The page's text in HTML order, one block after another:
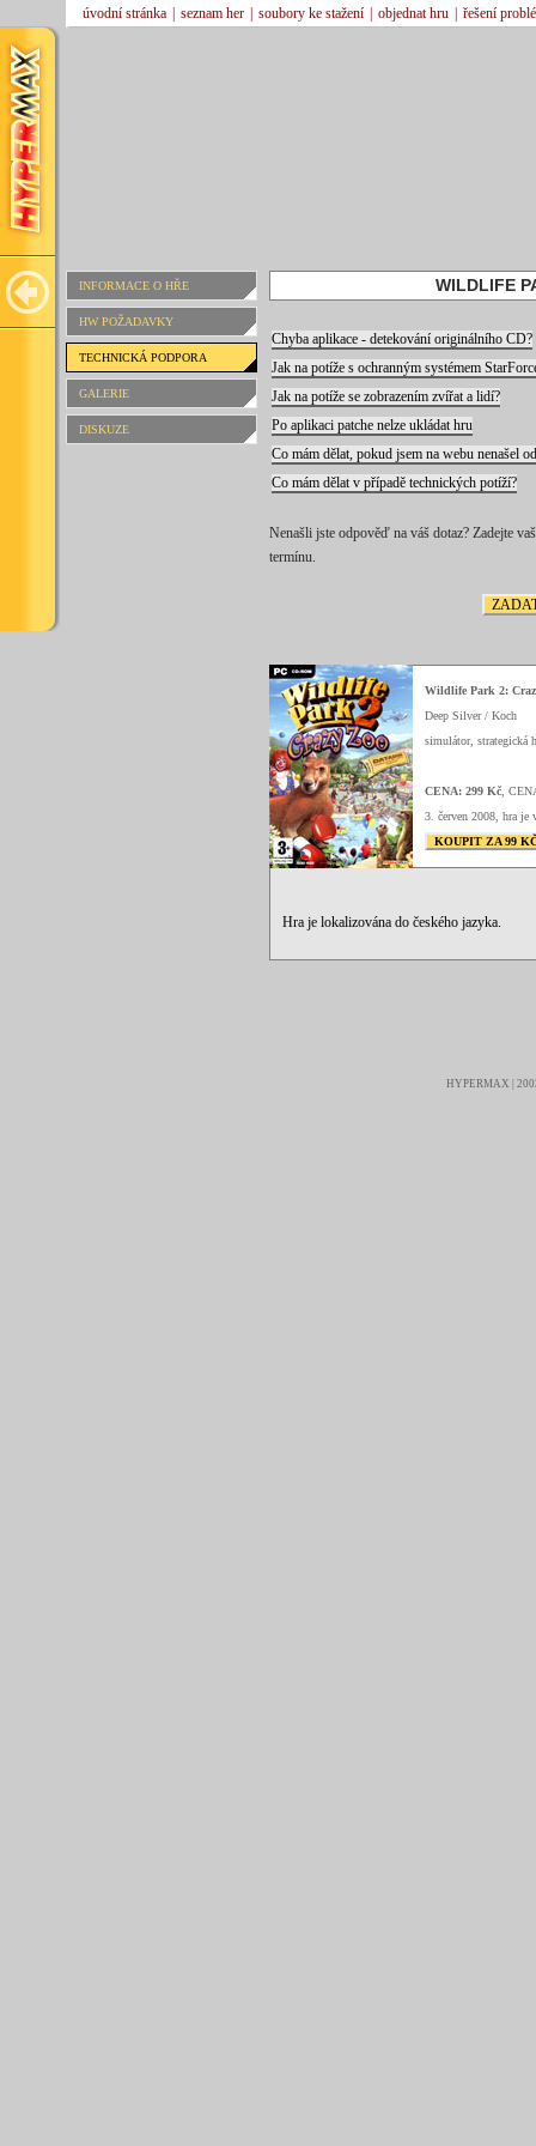
úvodní stránka seznam her soubory ke stažení objednat hru řešení
INFORMACE O HŘE
HW POŽADAVKY
TECHNICKÁ PODPORA
GALERIE
DISKUZE
WILDLIFE
Chyba aplikace - detekování originálního CD?
Jak na potíže s ochranným systémem
Jak na potíže se zobrazením zvířat a lidí?
Po aplikaci patche nelze ukládat hru
Co mám dělat, pokud jsem na webu nenašel
Co mám dělat v případě technických potíží?
Nenašli jste odpověď na váš dotaz? Zadejte
termínu.
Wildlife Park 2:
Deep Silver / Koch
simulátor, strategická
CENA: 299 Kč ,
3. červen 2008, hra je
KOUPIT ZA 99
Hra je lokalizována do českého jazyka.
HYPERMAX |